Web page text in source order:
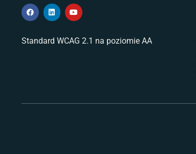
Standard WCAG 2.1 na poziomie AA